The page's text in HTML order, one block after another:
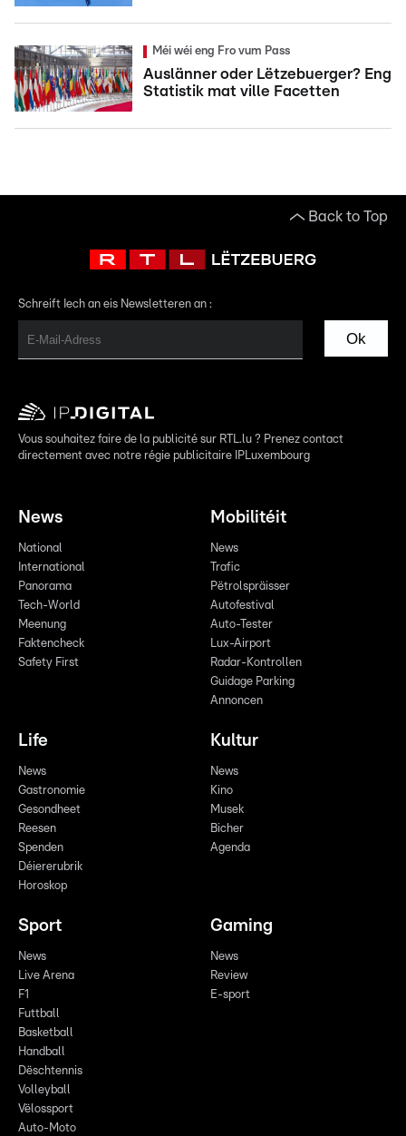
Méi wéi eng Fro vum Pass
Auslänner oder Lëtzebuerger? Eng
Statistik mat ville Facetten
Back to Top
Schreift Iech an eis Newsletteren an :
Ok
Vous souhaitez faire de la publicité sur RTL.lu ? Prenez contact
directement avec notre régie publicitaire IPLuxembourg
News
National
International
Panorama
Tech-World
Meenung
Faktencheck
Safety First
Mobilitéit
News
Trafic
Pëtrolspräisser
Autofestival
Auto-Tester
Lux-Airport
Radar-Kontrollen
Guidage Parking
Annoncen
Life
News
Gastronomie
Gesondheet
Reesen
Spenden
Déiererubrik
Horoskop
Kultur
News
Kino
Musek
Bicher
Agenda
Sport
News
Live Arena
F1
Futtball
Basketball
Handball
Dëschtennis
Volleyball
Vëlossport
Auto-Moto
Gaming
News
Review
E-sport